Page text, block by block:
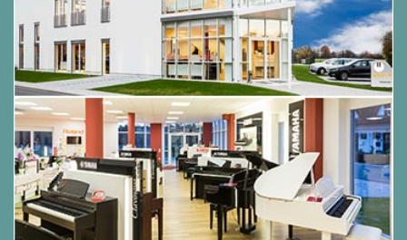
Grand Feel Compact Mechanik
mit Druckpunkt und Holztastatur
mit Ivory Touch Oberfläche
Das Modell CA501 ist mit einer Grand Feel
Compact Mechanik mit Holztasten ausgestattet,
die - dank der 90-jährigen Erfahrung von Kawai im
Klavierbau - ein außergewöhnlich realistisches
Spielgefühl vermittelt. Alle 88 Tasten sind
komplett aus langen Holzstücken gefertigt, wobei